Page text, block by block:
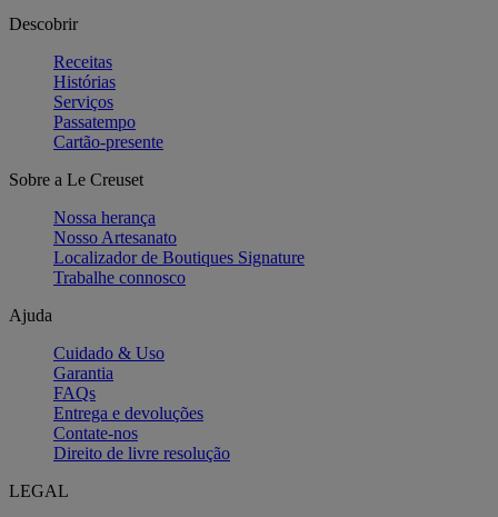
Descobrir
Receitas
Histórias
Serviços
Passatempo
Cartão-presente
Sobre a Le Creuset
Nossa herança
Nosso Artesanato
Localizador de Boutiques Signature
Trabalhe connosco
Ajuda
Cuidado & Uso
Garantia
FAQs
Entrega e devoluções
Contate-nos
Direito de livre resolução
LEGAL